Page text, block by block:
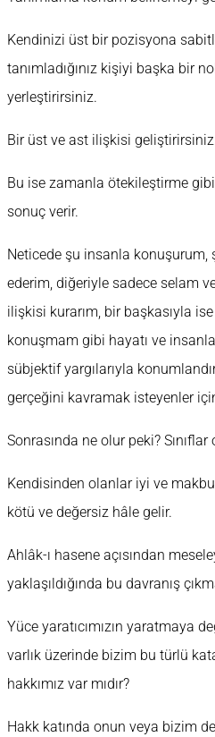
Kendinizi üst bir pozisyona
tanımladığınız kişiyi başka bir
yerleştirirsiniz.
Bir üst ve ast ilişkisi
Bu ise zamanla ötekileştirme gibi
sonuç verir.
Neticede şu insanla konuşurum,
ederim, diğeriyle sadece selam
ilişkisi kurarım, bir başkasıyla
konuşmam gibi hayatı ve
sübjektif yargılarıyla
gerçeğini kavramak isteyenler
Sonrasında ne olur peki? Sınıflar
Kendisinden olanlar iyi ve
kötü ve değersiz hâle gelir.
Ahlâk-ı hasene açısından
yaklaşıldığında bu davranış
Yüce yaratıcımızın yaratmaya
varlık üzerinde bizim bu türlü
hakkımız var mıdır?
Hakk katında onun veya bizim